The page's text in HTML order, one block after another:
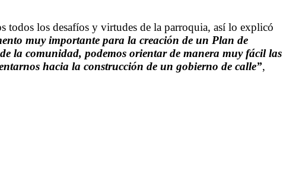
todos los desafíos y virtudes de la parroquia, así lo explicó
muy importante para la creación de un Plan de
la comunidad, podemos orientar de manera muy fácil las
hacia la construcción de un gobierno de calle”,